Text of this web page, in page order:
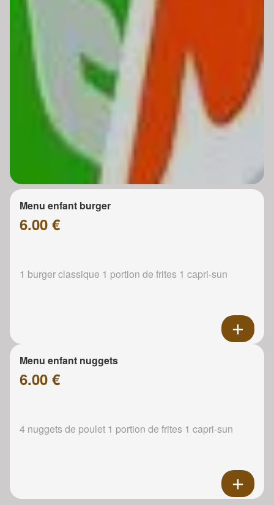
Menu enfant burger
6.00 €
1 burger classique 1 portion de frites 1 capri-sun
Menu enfant nuggets
6.00 €
4 nuggets de poulet 1 portion de frites 1 capri-sun